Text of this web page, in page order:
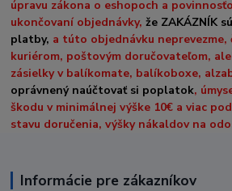
úpravu zákona o eshopoch a
ukončovaní objednávky,že ZAKÁZNÍK
platby, a túto objednávku
kuriérom, poštovým doručovateľom,
zásielky v balíkomate, balíkoboxe,
oprávnený naúčtovať si poplatok,
škodu v minimálnej výške 10€ a viac
stavu doručenia, výšky nákaldov na
Informácie pre zákazníkov